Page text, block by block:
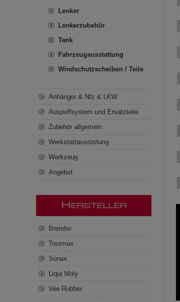
Lenker
Lenkerzubehör
Tank
Fahrzeugausstattung
Windschutzscheiben / Teile
Anhänger & Nfz & LKW
Auspuffsystem und Ersatzteile
Zubehör allgemein
Werkstattausrüstung
Werkzeug
Angebot
H ERSTELLER
Brembo
Tourmax
Sonax
Liqui Moly
Vee Rubber